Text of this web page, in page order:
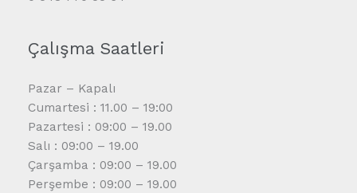
Çalışma Saatleri
Pazar – Kapalı
Cumartesi : 11.00 – 19:00
Pazartesi : 09:00 – 19.00
Salı : 09:00 – 19.00
Çarşamba : 09:00 – 19.00
Perşembe : 09:00 – 19.00